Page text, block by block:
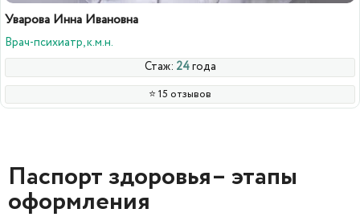
Уварова Инна Ивановна
Врач-психиатр, к.м.н.
Стаж: 24года
⭐️ 15 отзывов
Паспорт здоровья– этапы
оформления